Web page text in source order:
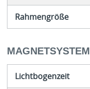
Rahmengröße
MAGNETSYSTEM
Lichtbogenzeit